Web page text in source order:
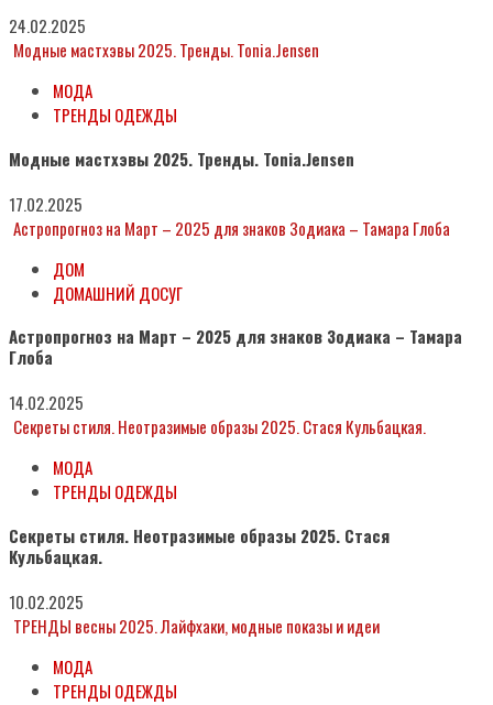
24.02.2025
Модные мастхэвы 2025. Тренды. Tonia.Jensen
МОДА
ТРЕНДЫ ОДЕЖДЫ
Модные мастхэвы 2025. Тренды. Tonia.Jensen
17.02.2025
Астропрогноз на Март – 2025 для знаков Зодиака – Тамара Глоба
ДОМ
ДОМАШНИЙ ДОСУГ
Астропрогноз на Март – 2025 для знаков Зодиака – Тамара
Глоба
14.02.2025
Секреты стиля. Неотразимые образы 2025. Стася Кульбацкая.
МОДА
ТРЕНДЫ ОДЕЖДЫ
Секреты стиля. Неотразимые образы 2025. Стася
Кульбацкая.
10.02.2025
ТРЕНДЫ весны 2025. Лайфхаки, модные показы и идеи
МОДА
ТРЕНДЫ ОДЕЖДЫ